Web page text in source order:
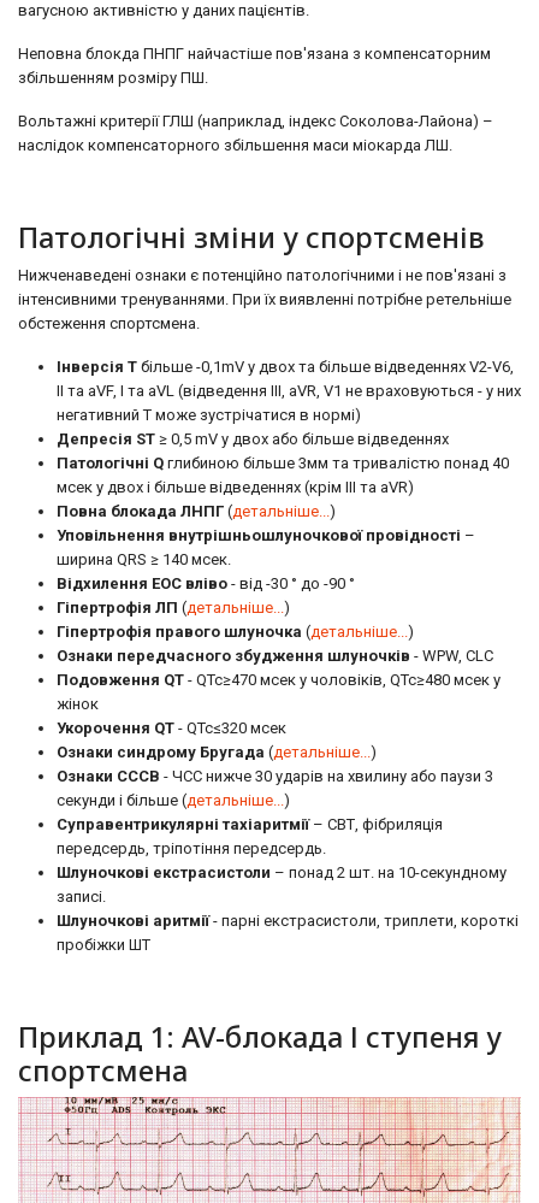
вагусною активністю у даних пацієнтів.
Неповна блокда ПНПГ найчастіше пов'язана з компенсаторним
збільшенням розміру ПШ.
Вольтажні критерії ГЛШ (наприклад, індекс Соколова-Лайона) –
наслідок компенсаторного збільшення маси міокарда ЛШ.
Патологічні зміни у спортсменів
Нижченаведені ознаки є потенційно патологічними і не пов'язані з
інтенсивними тренуваннями. При їх виявленні потрібне ретельніше
обстеження спортсмена.
Інверсія Т більше -0,1mV у двох та більше відведеннях V2-V6,
II та aVF, I та aVL (відведення III, aVR, V1 не враховуються - у них
негативний Т може зустрічатися в нормі)
Депресія ST ≥ 0,5 mV у двох або більше відведеннях
Патологічні Q глибиною більше 3мм та тривалістю понад 40
мсек у двох і більше відведеннях (крім III та aVR)
Повна блокада ЛНПГ (детальніше...)
Уповільнення внутрішньошлуночкової провідності –
ширина QRS ≥ 140 мсек.
Відхилення ЕОС вліво - від -30 ° до -90 °
Гіпертрофія ЛП (детальніше...)
Гіпертрофія правого шлуночка (детальніше...)
Ознаки передчасного збудження шлуночків - WPW, CLC
Подовження QT - QTc≥470 мсек у чоловіків, QTc≥480 мсек у
жінок
Укорочення QT - QTc≤320 мсек
Ознаки синдрому Бругада (детальніше...)
Ознаки СССВ - ЧСС нижче 30 ударів на хвилину або паузи 3
секунди і більше (детальніше...)
Суправентрикулярні тахіаритмії– СВТ, фібриляція
передсердь, тріпотіння передсердь.
Шлуночкові екстрасистоли – понад 2 шт. на 10-секундному
записі.
Шлуночкові аритмії- парні екстрасистоли, триплети, короткі
пробіжки ШТ
Приклад 1: AV-блокада І ступеня у
спортсмена